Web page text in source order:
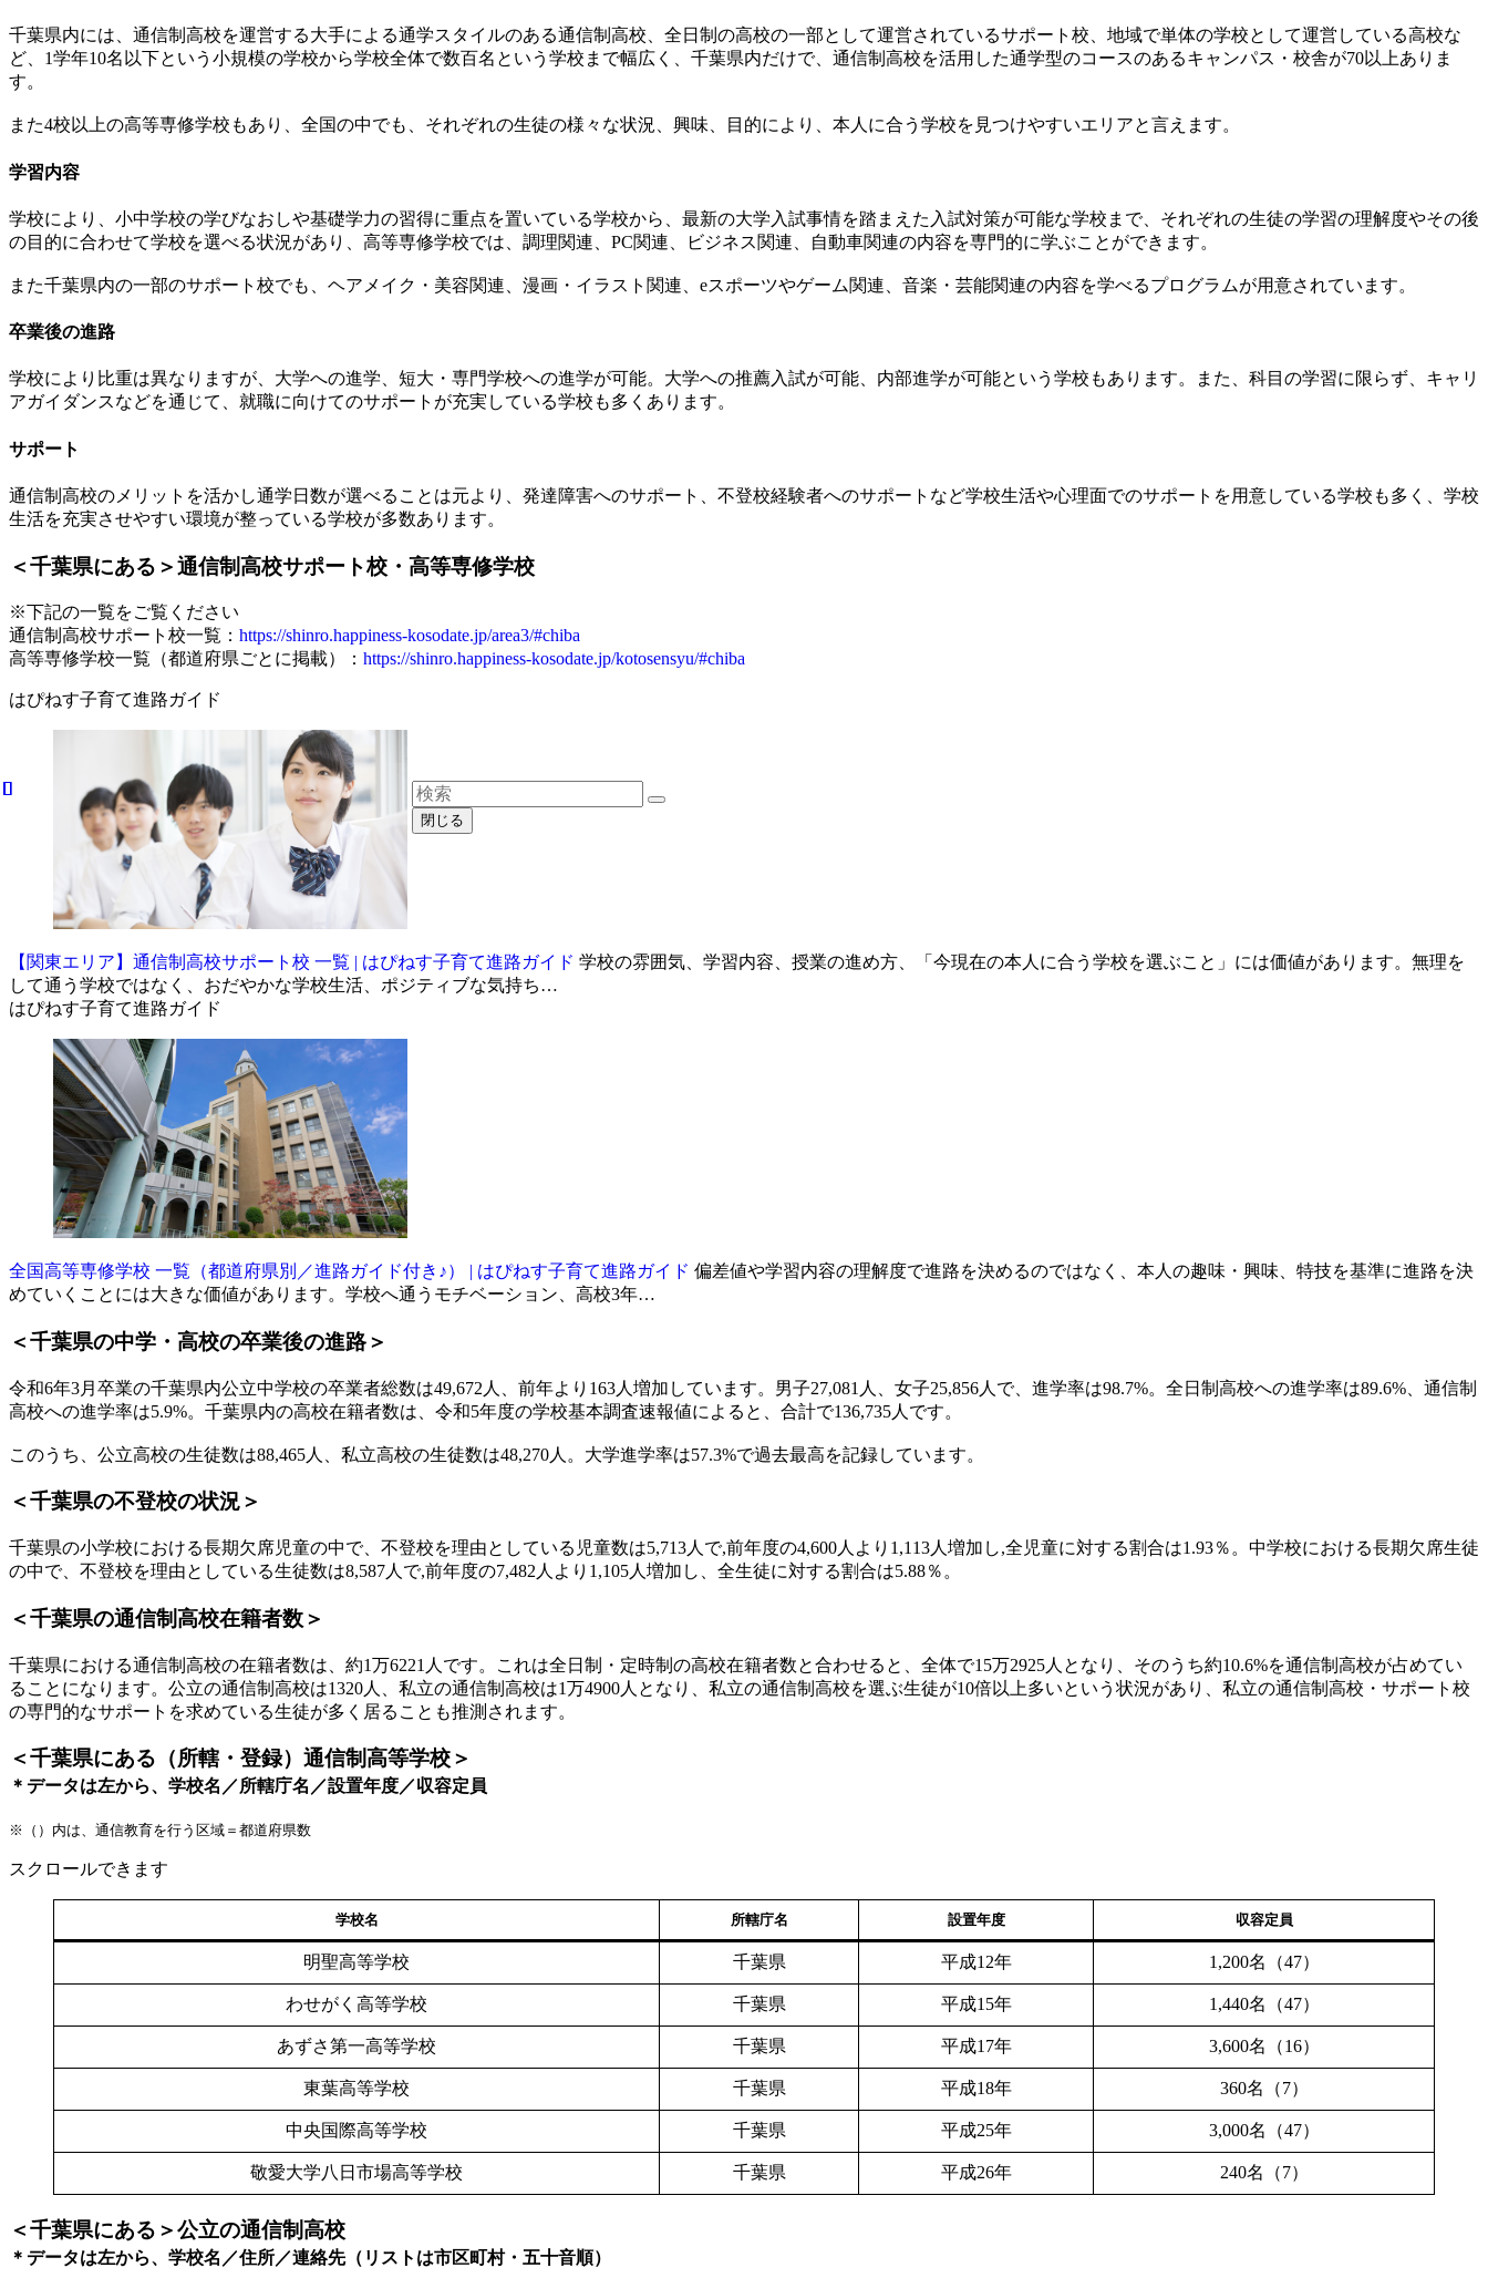
千葉県内には、通信制高校を運営する大手による通学スタイルのある通信制高校、全日制の高校の一部として運営されているサポート校、地域で単体の学校として運営している高校な
ど、1学年10名以下という小規模の学校から学校全体で数百名という学校まで幅広く、千葉県内だけで、通信制高校を活用した通学型のコースのあるキャンパス・校舎が70以上ありま
す。
また4校以上の高等専修学校もあり、全国の中でも、それぞれの生徒の様々な状況、興味、目的により、本人に合う学校を見つけやすいエリアと言えます。
学習内容
学校により、小中学校の学びなおしや基礎学力の習得に重点を置いている学校から、最新の大学入試事情を踏まえた入試対策が可能な学校まで、それぞれの生徒の学習の理解度やその後
の目的に合わせて学校を選べる状況があり、高等専修学校では、調理関連、PC関連、ビジネス関連、自動車関連の内容を専門的に学ぶことができます。
また千葉県内の一部のサポート校でも、ヘアメイク・美容関連、漫画・イラスト関連、eスポーツやゲーム関連、音楽・芸能関連の内容を学べるプログラムが用意されています。
卒業後の進路
学校により比重は異なりますが、大学への進学、短大・専門学校への進学が可能。大学への推薦入試が可能、内部進学が可能という学校もあります。また、科目の学習に限らず、キャリ
アガイダンスなどを通じて、就職に向けてのサポートが充実している学校も多くあります。
サポート
通信制高校のメリットを活かし通学日数が選べることは元より、発達障害へのサポート、不登校経験者へのサポートなど学校生活や心理面でのサポートを用意している学校も多く、学校
生活を充実させやすい環境が整っている学校が多数あります。
＜千葉県にある＞通信制高校サポート校・高等専修学校
※下記の一覧をご覧ください
通信制高校サポート校一覧： https://shinro.happiness-kosodate.jp/area3/#chiba
高等専修学校一覧（都道府県ごとに掲載）： https://shinro.happiness-kosodate.jp/kotosensyu/#chiba
はぴねす子育て進路ガイド
【関東エリア】通信制高校サポート校 一覧 | はぴねす子育て進路ガイド 学校の雰囲気、学習内容、授業の進め方、「今現在の本人に合う学校を選ぶこと」には価値があります。無理を
して通う学校ではなく、おだやかな学校生活、ポジティブな気持ち…
はぴねす子育て進路ガイド
全国高等専修学校 一覧（都道府県別／進路ガイド付き♪） | はぴねす子育て進路ガイド 偏差値や学習内容の理解度で進路を決めるのではなく、本人の趣味・興味、特技を基準に進路を決
めていくことには大きな価値があります。学校へ通うモチベーション、高校3年…
＜千葉県の中学・高校の卒業後の進路＞
令和6年3月卒業の千葉県内公立中学校の卒業者総数は49,672人、前年より163人増加しています。男子27,081人、女子25,856人で、進学率は98.7%。全日制高校への進学率は89.6%、通信制
高校への進学率は5.9%。千葉県内の高校在籍者数は、令和5年度の学校基本調査速報値によると、合計で136,735人です。
このうち、公立高校の生徒数は88,465人、私立高校の生徒数は48,270人。大学進学率は57.3%で過去最高を記録しています。
＜千葉県の不登校の状況＞
千葉県の小学校における長期欠席児童の中で、不登校を理由としている児童数は5,713人で,前年度の4,600人より1,113人増加し,全児童に対する割合は1.93％。中学校における長期欠席生徒
の中で、不登校を理由としている生徒数は8,587人で,前年度の7,482人より1,105人増加し、全生徒に対する割合は5.88％。
＜千葉県の通信制高校在籍者数＞
千葉県における通信制高校の在籍者数は、約1万6221人です。これは全日制・定時制の高校在籍者数と合わせると、全体で15万2925人となり、そのうち約10.6%を通信制高校が占めてい
ることになります。公立の通信制高校は1320人、私立の通信制高校は1万4900人となり、私立の通信制高校を選ぶ生徒が10倍以上多いという状況があり、私立の通信制高校・サポート校
の専門的なサポートを求めている生徒が多く居ることも推測されます。
＜千葉県にある（所轄・登録）通信制高等学校＞
＊データは左から、学校名／所轄庁名／設置年度／収容定員
※（）内は、通信教育を行う区域＝都道府県数
スクロールできます
学校名 所轄庁名 設置年度 収容定員
明聖高等学校 千葉県 平成12年 1,200名（47）
わせがく高等学校 千葉県 平成15年 1,440名（47）
あずさ第一高等学校 千葉県 平成17年 3,600名（16）
東葉高等学校 千葉県 平成18年 360名（7）
中央国際高等学校 千葉県 平成25年 3,000名（47）
敬愛大学八日市場高等学校 千葉県 平成26年 240名（7）
＜千葉県にある＞公立の通信制高校
＊データは左から、学校名／住所／連絡先（リストは市区町村・五十音順）
閉じる